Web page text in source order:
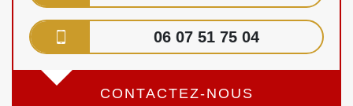
06 07 51 75 04
CONTACTEZ-NOUS